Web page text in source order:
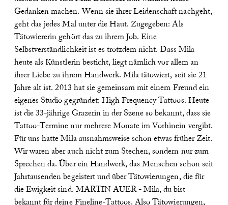
Gedanken machen. Wenn sie ihrer Leidenschaft nachgeht,
geht das jedes Mal unter die Haut. Zugegeben: Als
Tätowiererin gehört das zu ihrem Job. Eine
Selbstverständlichkeit ist es trotzdem nicht. Dass Mila
heute als Künstlerin besticht, liegt nämlich vor allem an
ihrer Liebe zu ihrem Handwerk. Mila tätowiert, seit sie 21
Jahre alt ist. 2013 hat sie gemeinsam mit einem Freund ein
eigenes Studio gegründet: High FrequencyTattoos. Heute
ist die 33-jährige Grazerin in der Szene so bekannt, dass sie
Tattoo-Termine nur mehrere Monate im Vorhinein vergibt.
Für uns hatte Mila ausnahmsweise schon etwas früher Zeit.
Wir waren aber auch nicht zum Stechen, sondern nur zum
Sprechen da. Über ein Handwerk, das Menschen schon seit
Jahrtausenden begeistert und über Tätowierungen, die für
die Ewigkeit sind. MARTIN AUER - Mila, du bist
bekannt für deine Fineline-Tattoos. Also Tätowierungen,